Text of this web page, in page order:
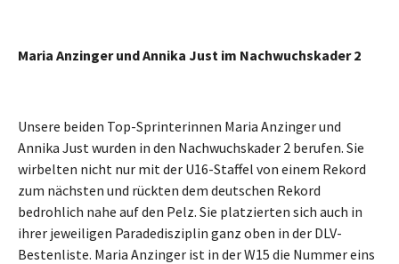
Maria Anzinger und Annika Just im Nachwuchskader 2
Unsere beiden Top-Sprinterinnen Maria Anzinger und
Annika Just wurden in den Nachwuchskader 2 berufen. Sie
wirbelten nicht nur mit der U16-Staffel von einem Rekord
zum nächsten und rückten dem deutschen Rekord
bedrohlich nahe auf den Pelz. Sie platzierten sich auch in
ihrer jeweiligen Paradedisziplin ganz oben in der DLV-
Bestenliste. Maria Anzinger ist in der W15 die Nummer eins